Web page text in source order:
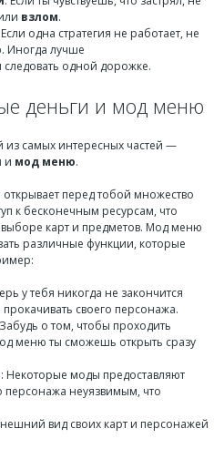
взлом.
Если одна стратегия не работает, не
Иногда лучше
одной дорожке.
деньги и мод меню
самых интересных частей —
и мод меню.
перед тобой множество
к бесконечным ресурсам, что
выборе карт и предметов. Мод меню
различные функции, которые
у тебя никогда не закончится
своего персонажа.
о том, чтобы проходить
меню ты сможешь открыть сразу
: Некоторые моды предоставляют
персонажа неуязвимым, что
вид своих карт и персонажей